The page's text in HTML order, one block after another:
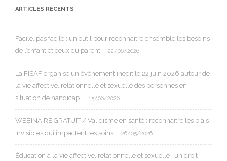
ARTICLES RÉCENTS
Facile, pas facile : un outil pour reconnaître ensemble les besoins
de l’enfant et ceux du parent
22/06/2026
La FISAF organise un événement inédit le 22 juin 2026 autour de
la vie affective, relationnelle et sexuelle des personnes en
situation de handicap.
15/06/2026
WEBINAIRE GRATUIT / Validisme en santé : reconnaître les biais
invisibles qui impactent les soins
26/05/2026
Éducation à la vie affective, relationnelle et sexuelle : un droit